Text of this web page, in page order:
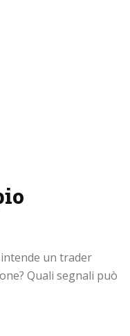
intende un trader
Quali segnali può